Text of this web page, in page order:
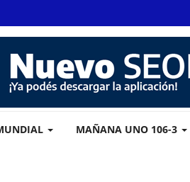
MAÑANA UNO 106-3